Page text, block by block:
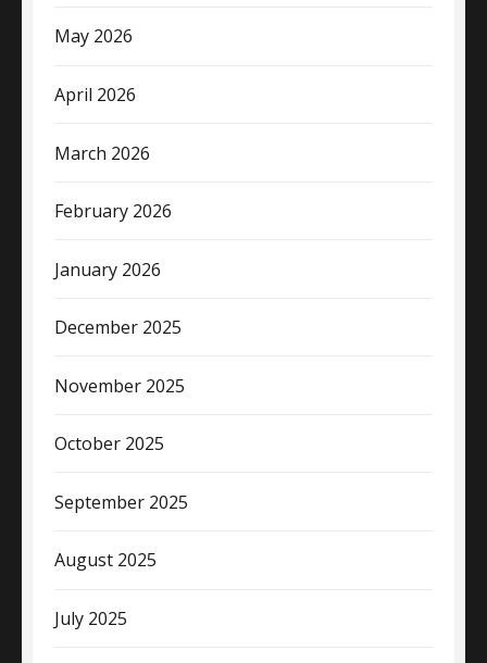
May 2026
April 2026
March 2026
February 2026
January 2026
December 2025
November 2025
October 2025
September 2025
August 2025
July 2025